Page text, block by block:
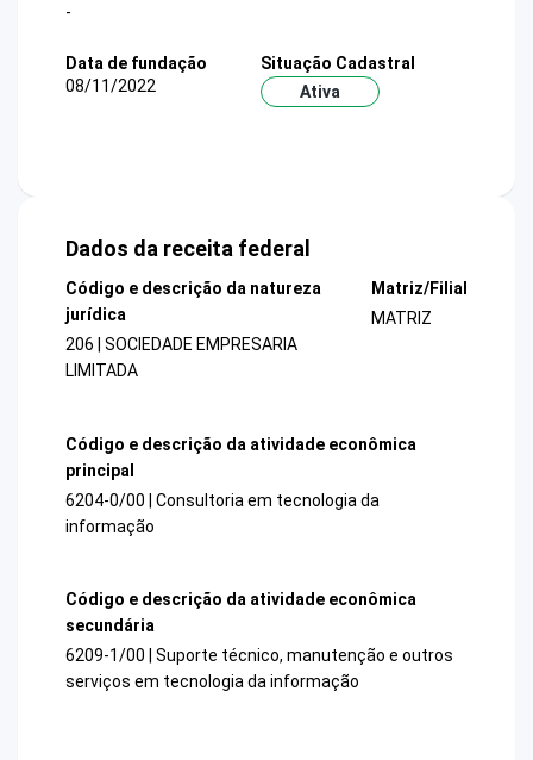
-
Data de fundação
08/11/2022
Situação Cadastral
Ativa
Dados da receita federal
Código e descrição da natureza
jurídica
206 | SOCIEDADE EMPRESARIA
LIMITADA
Matriz/Filial
MATRIZ
Código e descrição da atividade econômica
principal
6204-0/00 | Consultoria em tecnologia da
informação
Código e descrição da atividade econômica
secundária
6209-1/00 | Suporte técnico, manutenção e outros
serviços em tecnologia da informação